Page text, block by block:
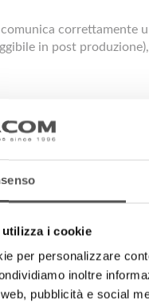
i cookie
per personalizzare
inoltre
pubblicità e social
correttamente
in post